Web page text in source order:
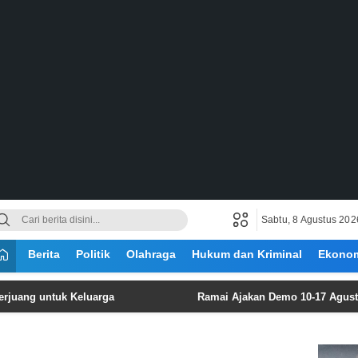
Sabtu, 8 Agustus
Berita Politik Olahraga Hukum dan Kriminal
Keluarga Ramai Ajakan Demo 10-17 Agustus, Ini